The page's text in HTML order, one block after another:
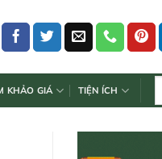
KHẢO GIÁ TIỆN ÍCH